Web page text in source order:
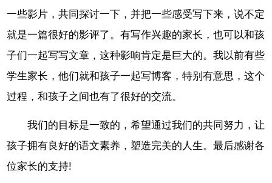
一些影片，共同探讨一下，并把一些感受写下来，说不定
就是一篇很好的影评了。有写作兴趣的家长，也可以和孩
子们一起写写文章，这种影响肯定是巨大的。我以前有些
学生家长，他们就和孩子一起写博客，特别有意思，这个
过程，和孩子之间也有了很好的交流。
我们的目标是一致的，希望通过我们的共同努力，让
孩子拥有良好的语文素养，塑造完美的人生。最后感谢各
位家长的支持!